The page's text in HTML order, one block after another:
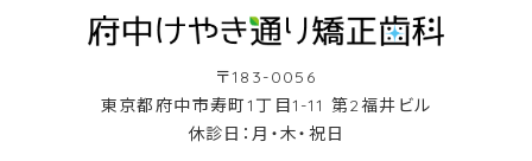
〒183-0056
東京都府中市寿町1丁目1-11 第2福井ビル
休診日：月・木・祝日